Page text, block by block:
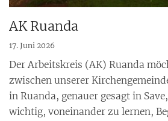
AK Ruanda
17. Juni 2026
Der Arbeitskreis (AK) Ruanda
zwischen unserer
in Ruanda, genauer gesagt in
wichtig, voneinander zu lernen,